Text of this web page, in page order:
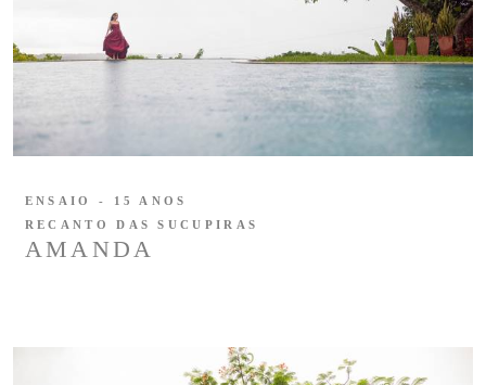
AMANDA
ENSAIO - 15 ANOS
RECANTO DAS SUCUPIRAS